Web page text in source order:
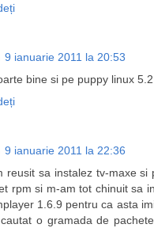
9 ianuarie 2011 la 20:53
bine si pe puppy linux 5.2
9 ianuarie 2011 la 22:36
reusit sa instalez tv-maxe si
rpm si m-am tot chinuit sa
1.6.9 pentru ca asta
o gramada de